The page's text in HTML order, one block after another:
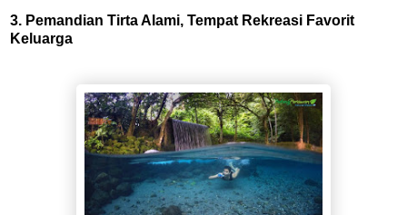
3. Pemandian Tirta Alami, Tempat Rekreasi Favorit
Keluarga